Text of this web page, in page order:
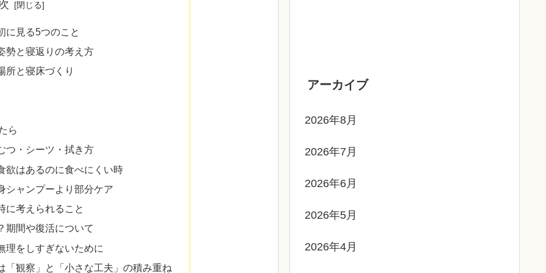
に見る5つのこと
勢と寝返りの考え方
所と寝床づくり
ら
つ・シーツ・拭き方
欲はあるのに食べにくい時
シャンプーより部分ケア
に考えられること
期間や復活について
理をしすぎないために
「観察」と「小さな工夫」の積み重ね
アーカイブ
2026年8月
2026年7月
2026年6月
2026年5月
2026年4月